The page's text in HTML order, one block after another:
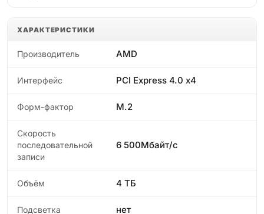
ХАРАКТЕРИСТИКИ
Производитель AMD
Интерфейс PCI Express 4.0 x4
Форм-фактор M.2
Скорость
последовательной
записи
6 500Мбайт/с
Объём 4 ТБ
Подсветка нет